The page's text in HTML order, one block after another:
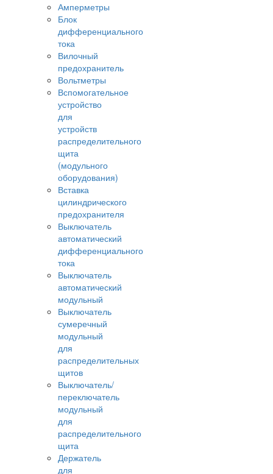
Амперметры
Блок
дифференциального
тока
Вилочный
предохранитель
Вольтметры
Вспомогательное
устройство
для
устройств
распределительного
щита
(модульного
оборудования)
Вставка
цилиндрического
предохранителя
Выключатель
автоматический
дифференциального
тока
Выключатель
автоматический
модульный
Выключатель
сумеречный
модульный
для
распределительных
щитов
Выключатель/
переключатель
модульный
для
распределительного
щита
Держатель
для